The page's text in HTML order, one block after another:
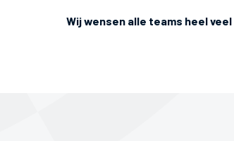
Wij wensen alle teams heel